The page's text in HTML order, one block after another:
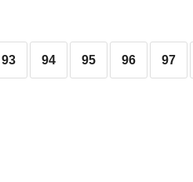
93 94 95 96 97